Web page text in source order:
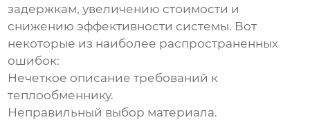
задержкам, увеличению стоимости и
снижению эффективности системы. Вот
некоторые из наиболее распространенных
ошибок:
Нечеткое описание требований к
теплообменнику.
Неправильный выбор материала.